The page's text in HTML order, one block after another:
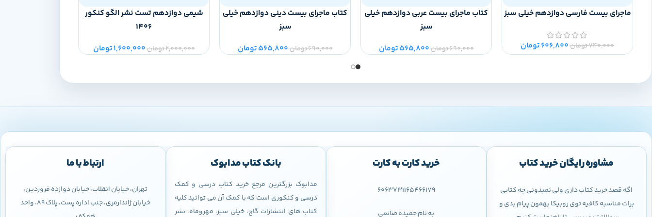
ماجرای بیست فارسی دوازدهم خیلی سبز
740,000تومان606,800تومان
کتاب ماجرای بیست عربی دوازدهم خیلی
سبز
690,000تومان565,800تومان
کتاب ماجرای بیست دینی دوازدهم خیلی
سبز
690,000تومان565,800تومان
شیمی دوازدهم تست نشر الگو کنکور
1406
2,000,000تومان1,600,000تومان
مشاوره رایگان خرید کتاب
اگه قصد خرید کتاب داری ولی نمیدونی چه کتابی
برات مناسبه کافیه توی روبیکا بهمون پیام بدی و
خرید کارت به کارت
6063731165466179
به نام حمیده صانعی
بانک کتاب مدابوک
مدابوک بزرگترین مرجع خرید کتاب درسی و کمک
درسی و کنکوری است که با کمک آن می توانید کلیه
کتاب های انتشارات گاج، خیلی سبز، مهروماه، نشر
ارتباط با ما
تهران، خیابان انقلاب، خیابان دوازده فروردین،
خیابان ژاندارمری، جنب اداره پست، پلاک 89، واحد